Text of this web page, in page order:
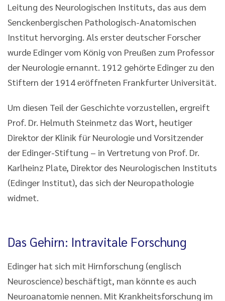
Leitung des Neurologischen Instituts, das aus dem
Senckenbergischen Pathologisch-Anatomischen
Institut hervorging. Als erster deutscher Forscher
wurde Edinger vom König von Preußen zum Professor
der Neurologie ernannt. 1912 gehörte Edinger zu den
Stiftern der 1914 eröffneten Frankfurter Universität.
Um diesen Teil der Geschichte vorzustellen, ergreift
Prof. Dr. Helmuth Steinmetz das Wort, heutiger
Direktor der Klinik für Neurologie und Vorsitzender
der Edinger-Stiftung – in Vertretung von Prof. Dr.
Karlheinz Plate, Direktor des Neurologischen Instituts
(Edinger Institut), das sich der Neuropathologie
widmet.
Das Gehirn: Intravitale Forschung
Edinger hat sich mit Hirnforschung (englisch
Neuroscience) beschäftigt, man könnte es auch
Neuroanatomie nennen. Mit Krankheitsforschung im